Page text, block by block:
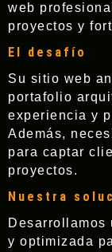
web
proyectos y
El desafío
Su sitio web
portafolio
experiencia y
Además,
para captar
proyectos.
Nuestra
Desarrollamos
y optimizada